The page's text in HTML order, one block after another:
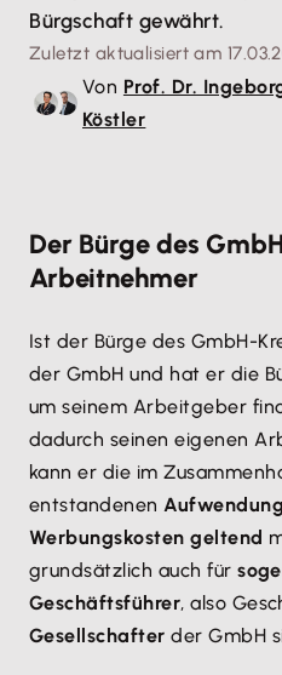
Bürgschaft gewährt.
Zuletzt aktualisiert am
Von Prof. Dr.
Köstler
Der Bürge des
Arbeitnehmer
Ist der Bürge des GmbH-
der GmbH und hat er die
um seinem Arbeitgeber
dadurch seinen eigenen
kann er die im
entstandenen
Werbungskosten geltend
grundsätzlich auch für
Geschäftsführer, also
Gesellschafter der GmbH